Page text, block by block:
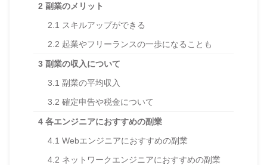
2 副業のメリット
2.1 スキルアップができる
2.2 起業やフリーランスの一歩になることも
3 副業の収入について
3.1 副業の平均収入
3.2 確定申告や税金について
4 各エンジニアにおすすめの副業
4.1 Webエンジニアにおすすめの副業
4.2 ネットワークエンジニアにおすすめの副業